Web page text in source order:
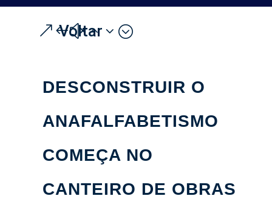
Voltar
DESCONSTRUIR O
ANAFALFABETISMO
COMEÇA NO
CANTEIRO DE OBRAS